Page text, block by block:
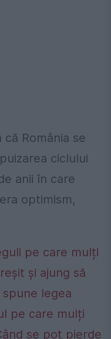
România se
ciclului
anii în care
optimism,
pe care mulți
și ajung să
legea
pe care mulți
se pot pierde